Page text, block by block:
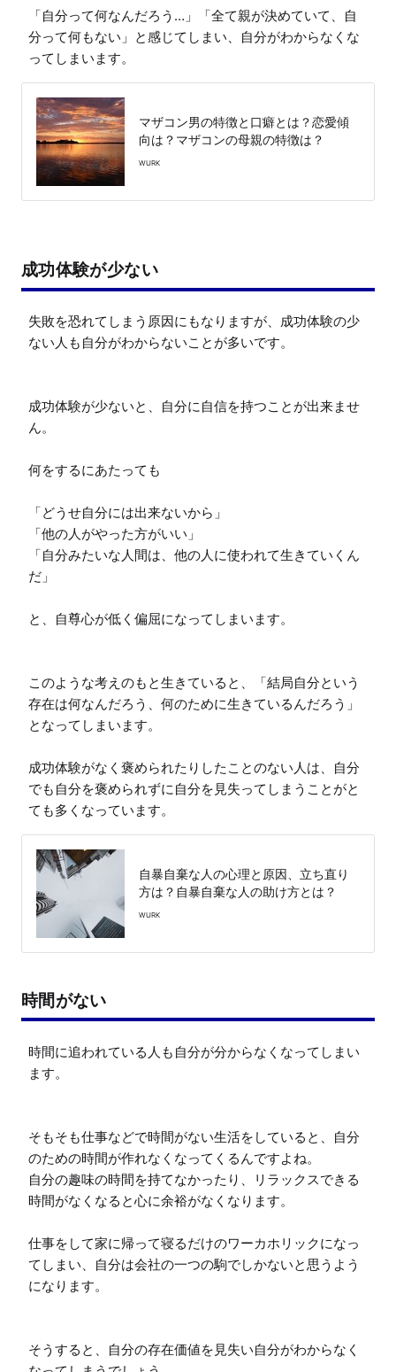
「自分って何なんだろう…」「全て親が決めていて、自
分って何もない」と感じてしまい、自分がわからなくな
ってしまいます。
マザコン男の特徴と口癖とは？恋愛傾
向は？マザコンの母親の特徴は？
WURK
成功体験が少ない
失敗を恐れてしまう原因にもなりますが、成功体験の少
ない人も自分がわからないことが多いです。
成功体験が少ないと、自分に自信を持つことが出来ませ
ん。
何をするにあたっても
「どうせ自分には出来ないから」
「他の人がやった方がいい」
「自分みたいな人間は、他の人に使われて生きていくん
だ」
と、自尊心が低く偏屈になってしまいます。
このような考えのもと生きていると、「結局自分という
存在は何なんだろう、何のために生きているんだろう」
となってしまいます。
成功体験がなく褒められたりしたことのない人は、自分
でも自分を褒められずに自分を見失ってしまうことがと
ても多くなっています。
自暴自棄な人の心理と原因、立ち直り
方は？自暴自棄な人の助け方とは？
WURK
時間がない
時間に追われている人も自分が分からなくなってしまい
ます。
そもそも仕事などで時間がない生活をしていると、自分
のための時間が作れなくなってくるんですよね。
自分の趣味の時間を持てなかったり、リラックスできる
時間がなくなると心に余裕がなくなります。
仕事をして家に帰って寝るだけのワーカホリックになっ
てしまい、自分は会社の一つの駒でしかないと思うよう
になります。
そうすると、自分の存在価値を見失い自分がわからなく